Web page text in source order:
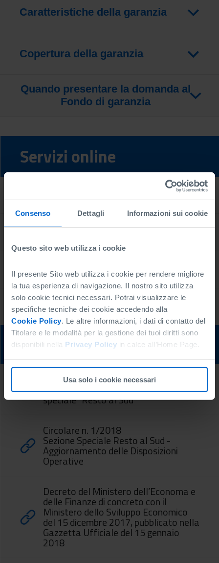
Consenso Dettagli Informazioni sui cookie
Questo sito web utilizza i cookie
Il presente Sito web utilizza i cookie per rendere migliore
la tua esperienza di navigazione. Il nostro sito utilizza
solo cookie tecnici necessari. Potrai visualizzare le
specifiche tecniche dei cookie accedendo alla
Cookie Policy. Le altre informazioni, i dati di contatto del
Titolare e le modalità per la gestione dei tuoi diritti sono
disponibili nella Privacy Policy in calce all’Home Page.
Usa solo i cookie necessari
Caratteristiche della garanzia
Copertura della garanzia
Quando presentare la domanda al
Fondo di garanzia
Servizi online
Modelli di valutazione
Portale rating per le imprese
Prenotazione microcredito
Documenti e link utili
Circolare n. 7/2018
Avvio dell'operatività della Sezione
speciale "Resto al Sud"
Circolare n. 1/2018
Sezione Speciale Resto al Sud -
Aggiornamento delle Disposizioni
Operative
Decreto del Ministero dell’Economa e
delle Finanze di concreto con il
Ministero dello Sviluppo Economico
del 15 dicembre 2017, pubblicato nella
Gazzetta Ufficiale del 15 gennaio
2018